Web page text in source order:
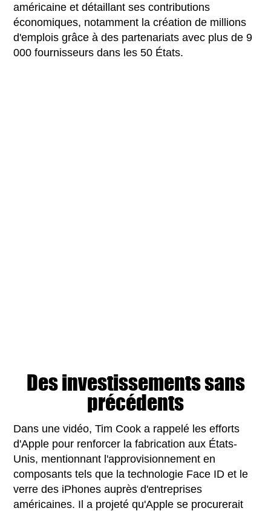
américaine et détaillant ses contributions
économiques, notamment la création de millions
d'emplois grâce à des partenariats avec plus de 9
000 fournisseurs dans les 50 États.
Des investissements sans
précédents
Dans une vidéo, Tim Cook a rappelé les efforts
d'Apple pour renforcer la fabrication aux États-
Unis, mentionnant l'approvisionnement en
composants tels que la technologie Face ID et le
verre des iPhones auprès d'entreprises
américaines. Il a projeté qu'Apple se procurerait